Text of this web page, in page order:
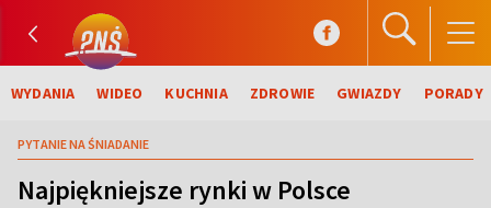
WYDANIA WIDEO KUCHNIA ZDROWIE GWIAZDY PORADY
PYTANIE NA ŚNIADANIE
Najpiękniejsze rynki w Polsce